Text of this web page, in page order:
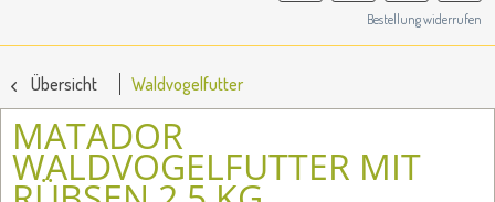
Bestellung widerrufen
Übersicht Waldvogelfutter
MATADOR
WALDVOGELFUTTER MIT